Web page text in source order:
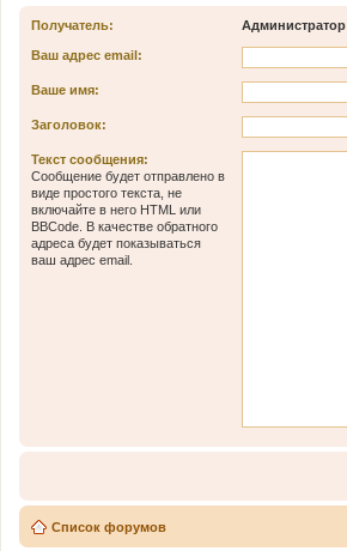
Получатель: Администратор
Ваш адрес email:
Ваше имя:
Заголовок:
Текст сообщения:
Сообщение будет отправлено в
виде простого текста, не
включайте в него HTML или
BBCode. В качестве обратного
адреса будет показываться
ваш адрес email.
Список форумов